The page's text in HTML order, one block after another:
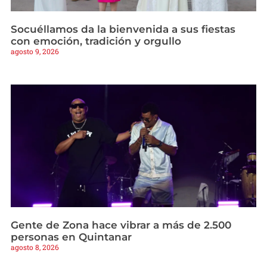
Socuéllamos da la bienvenida a sus fiestas
con emoción, tradición y orgullo
agosto 9, 2026
Gente de Zona hace vibrar a más de 2.500
personas en Quintanar
agosto 8, 2026